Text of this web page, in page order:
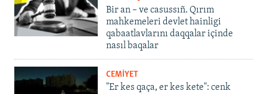
Bir an – ve casussıñ. Qırım
mahkemeleri devlet hainligi
qabaatlavlarını daqqalar içinde
nasıl baqalar
CEMİYET
"Er kes qaça, er kes kete": cenk